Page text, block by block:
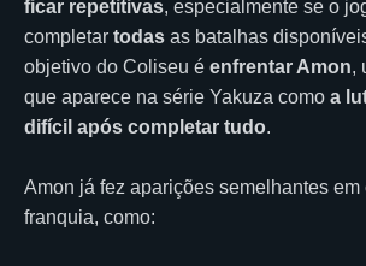
ficar repetitivas, especialmente se o
completar todas as batalhas
objetivo do Coliseu é enfrentar Amon,
que aparece na série Yakuza como a
difícil após completar tudo.
Amon já fez aparições semelhantes em
franquia, como: